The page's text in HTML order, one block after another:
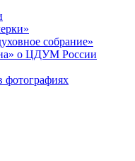
собрание»
о ЦДУМ России